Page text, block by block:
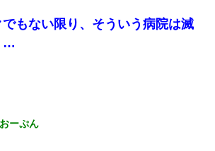
きしました」私「はっ？(息子目の前にいる
ので迎えに行きません」→息子を名乗って
るも・・・
ら呼び出された。Aはヘラヘラと部屋に入っ
泣しながら出てきて…
もない限り、そういう病院は滅
…
ーぷん